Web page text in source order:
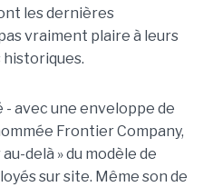
les dernières
vraiment plaire à leurs
avec une enveloppe de
Frontier Company,
delà » du modèle de
sur site. Même son de